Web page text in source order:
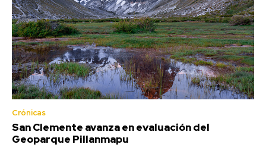
Crónicas
San Clemente avanza en evaluación del
Geoparque Pillanmapu